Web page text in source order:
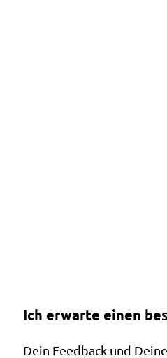
Ich erwarte einen
Dein Feedback und